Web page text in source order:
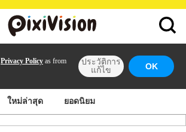
Privacy Policy as from
ประวัติการ
แก้ไข
OK
ใหม่ล่าสุด ยอดนิยม